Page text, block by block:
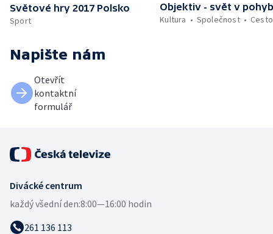
Světové hry 2017 Polsko
Sport
Objektiv - svět v
Kultura
Společnost
Napište nám
Otevřít
kontaktní
formulář
Divácké centrum
každý všední den:8:00—16:00 hodin
261 136 113